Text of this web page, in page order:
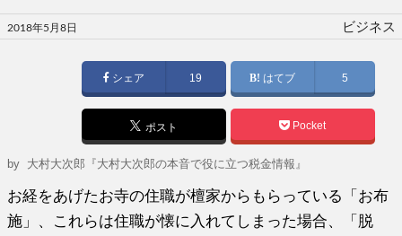
投
稿
2018年5月8日 ビジネス
シェア 19 はてブ 5
ポスト Pocket
by 大村大次郎『大村大次郎の本音で役に立つ税金情報』
お経をあげたお寺の住職が檀家からもらっている「お布
施」、これらは住職が懐に入れてしまった場合、「脱